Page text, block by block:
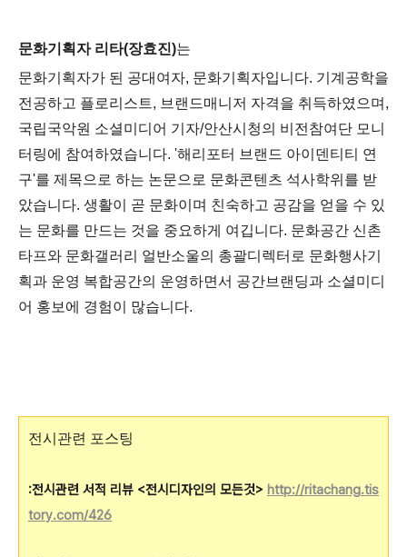
문화기획자 리타(장효진)는
문화기획자가 된 공대여자, 문화기획자입니다. 기계공학을
전공하고 플로리스트, 브랜드매니저 자격을 취득하였으며,
국립국악원 소셜미디어 기자/안산시청의 비전참여단 모니
터링에 참여하였습니다. '해리포터 브랜드 아이덴티티 연
구'를 제목으로 하는 논문으로 문화콘텐츠 석사학위를 받
았습니다. 생활이 곧 문화이며 친숙하고 공감을 얻을 수 있
는 문화를 만드는 것을 중요하게 여깁니다. 문화공간 신촌
타프와 문화갤러리 얼반소울의 총괄디렉터로 문화행사기
획과 운영 복합공간의 운영하면서 공간브랜딩과 소셜미디
어 홍보에 경험이 많습니다.
전시관련 포스팅
:전시관련 서적 리뷰 <전시디자인의 모든것> http://ritachang.tis
tory.com/426